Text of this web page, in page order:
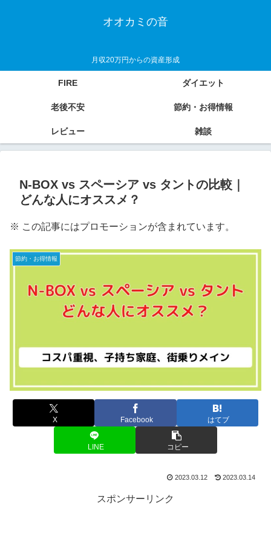
オオカミの音
月収20万円からの資産形成
FIRE ダイエット
老後不安 節約・お得情報
レビュー 雑談
N-BOX vs スペーシア vs タントの比較｜
どんな人にオススメ？
※ この記事にはプロモーションが含まれています。
節約・お得情報
X Facebook はてブ
LINE コピー
2023.03.12 2023.03.14
スポンサーリンク